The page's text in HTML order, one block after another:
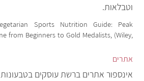
וטבלאות.
Sports Nutrition Guide: Peak
from Beginners to Gold Medalists, (Wiley,
אתרים
אינספור אתרים ברשת עוסקים